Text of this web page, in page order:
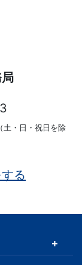
・日・祝日を除
る